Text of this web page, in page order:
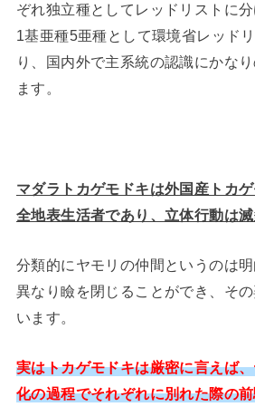
ぞれ独立種としてレッドリストに
1基亜種5亜種として環境省レッド
り、国内外で主系統の認識にかな
ます。
マダラトカゲモドキは外国産トカ
全地表生活者であり、立体行動は滅
分類的にヤモリの仲間というのは
異なり瞼を閉じることができ、そ
います。
実はトカゲモドキは厳密に言えば
化の過程でそれぞれに別れた際の